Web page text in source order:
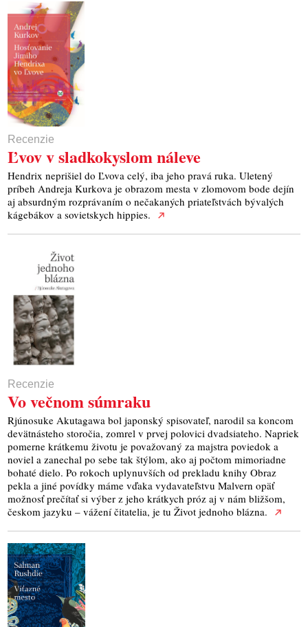
Recenzie
Ľvov v sladkokyslom náleve
Hendrix neprišiel do Ľvova celý, iba jeho pravá ruka. Uletený
príbeh Andreja Kurkova je obrazom mesta v zlomovom bode dejín
aj absurdným rozprávaním o nečakaných priateľstvách bývalých
kágebákov a sovietskych hippies.
Recenzie
Vo večnom súmraku
Rjúnosuke Akutagawa bol japonský spisovateľ, narodil sa koncom
devätnásteho storočia, zomrel v prvej polovici dvadsiateho. Napriek
pomerne krátkemu životu je považovaný za majstra poviedok a
noviel a zanechal po sebe tak štýlom, ako aj počtom mimoriadne
bohaté dielo. Po rokoch uplynuvších od prekladu knihy Obraz
pekla a jiné povídky máme vďaka vydavateľstvu Malvern opäť
možnosť prečítať si výber z jeho krátkych próz aj v nám bližšom,
českom jazyku – vážení čitatelia, je tu Život jednoho blázna.